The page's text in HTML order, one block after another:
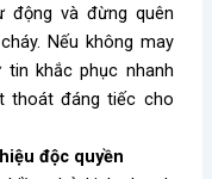
động và đừng quên
Nếu không may
khắc phục nhanh
thoát đáng tiếc cho
độc quyền